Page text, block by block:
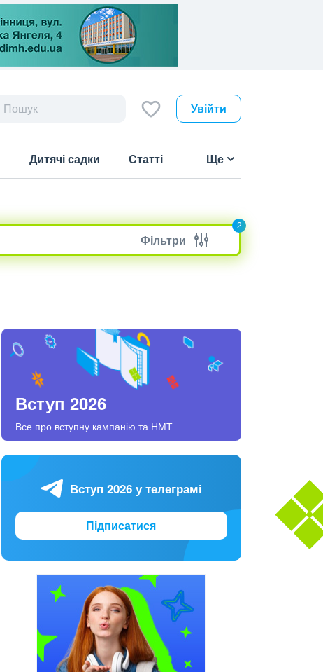
Увійти
Дитячі садки Статті Ще
Фільтри
2
Вступ 2026
Все про вступну кампанію та НМТ
Вступ 2026 у телеграмі
Підписатися